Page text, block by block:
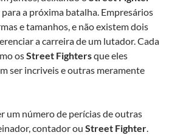
a próxima batalha. Empresários
e tamanhos, e não existem dois
a carreira de um lutador. Cada
osStreet Fightersque eles
ser incriveis e outras meramente
um número de perícias de outras
contador ou Street Fighter.